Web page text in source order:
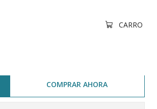
CARRO
COMPRAR AHORA